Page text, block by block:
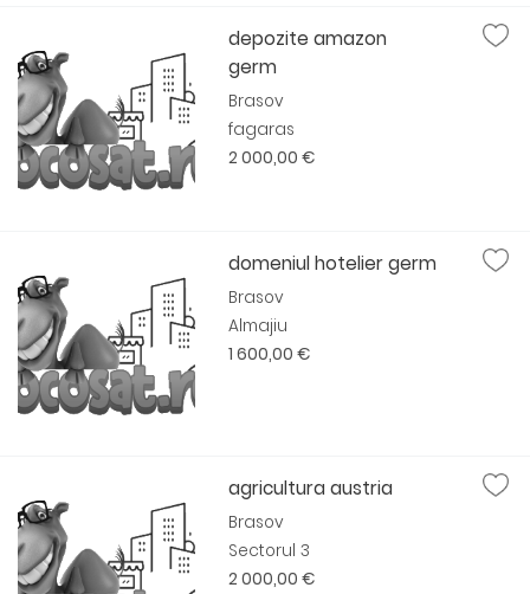
depozite amazon
germ
Brasov
fagaras
2 000,00 €
domeniul hotelier germ
Brasov
Almajiu
1 600,00 €
agricultura austria
Brasov
Sectorul 3
2 000,00 €